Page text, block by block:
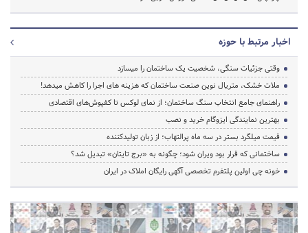
اخبار مرتبط با حوزه
وقتی جزئیات سنگی، شخصیت یک ساختمان را میسازد
ملات خشک، متریال نوین صنعت ساختمان که هزینه‌ های اجرا را کاهش میدهد!
راهنمای جامع انتخاب سنگ ساختمان؛ از نمای لوکس تا کفپوش‌های اقتصادی
بهترین نمایندگی ایزوگام خرید و نصب
قیمت میلگرد بستر در سه ماه پرالتهاب؛ از زبان تولیدکننده
ساختمانی که قرار بود ویران شود؛ چگونه به «برج تایتان» تبدیل شد؟
خونه چی اولین پلتفرم تخصصی آگهی رایگان املاک در ایران